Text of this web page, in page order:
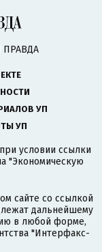
ПРАВДА
УП
УП
условии ссылки
"Экономическую
сайте со ссылкой
дальнейшему
в любой форме,
"Интерфакс-